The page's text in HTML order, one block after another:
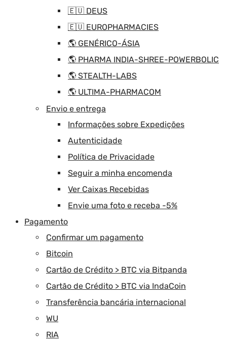
🇪🇺 DEUS
🇪🇺 EUROPHARMACIES
🌎 GENÉRICO-ÁSIA
🌎 PHARMA INDIA-SHREE-POWERBOLIC
🌎 STEALTH-LABS
🌎 ULTIMA-PHARMACOM
Envio e entrega
Informações sobre Expedições
Autenticidade
Política de Privacidade
Seguir a minha encomenda
Ver Caixas Recebidas
Envie uma foto e receba -5%
Pagamento
Confirmar um pagamento
Bitcoin
Cartão de Crédito > BTC via Bitpanda
Cartão de Crédito > BTC via IndaCoin
Transferência bancária internacional
WU
RIA